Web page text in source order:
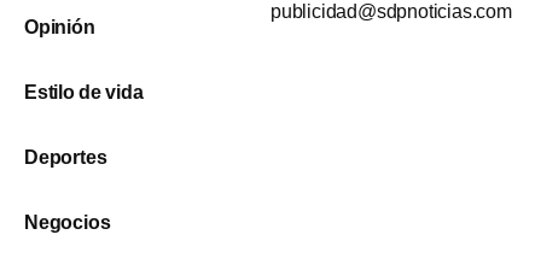
Opinión
Estilo de vida
Deportes
Negocios
publicidad@sdpnoticias.com